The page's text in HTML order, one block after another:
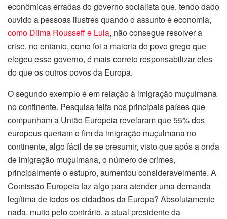
econômicas erradas do governo socialista que, tendo dado
ouvido a pessoas ilustres quando o assunto é economia,
como Dilma Rousseff e Lula, não consegue resolver a
crise, no entanto, como foi a maioria do povo grego que
elegeu esse governo, é mais correto responsabilizar eles
do que os outros povos da Europa.
O segundo exemplo é em relação à imigração muçulmana
no continente. Pesquisa feita nos principais países que
compunham a União Europeia revelaram que 55% dos
europeus queriam o fim da imigração muçulmana no
continente, algo fácil de se presumir, visto que após a onda
de imigração muçulmana, o número de crimes,
principalmente o estupro, aumentou consideravelmente. A
Comissão Europeia faz algo para atender uma demanda
legítima de todos os cidadãos da Europa? Absolutamente
nada, muito pelo contrário, a atual presidente da